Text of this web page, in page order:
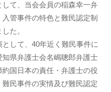
て、当会会員の稲森幸一弁
管事件の特色と難民認定制
た。
して、40年近く難民事件に
県弁護士会名嶋聰郎弁護士
国日本の責任・弁護士の役
民事件の実情及び難民認定